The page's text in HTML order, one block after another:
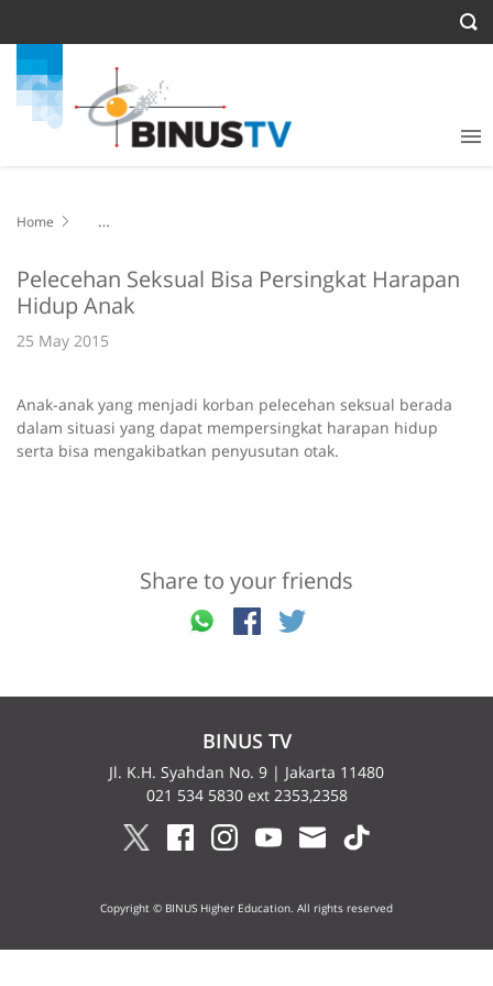
Home
Pelecehan Seksual Bisa Persingkat Harapan
Hidup Anak
25 May 2015
Anak-anak yang menjadi korban pelecehan seksual berada
dalam situasi yang dapat mempersingkat harapan hidup
serta bisa mengakibatkan penyusutan otak.
Share to your friends
BINUS TV
Jl. K.H. Syahdan No. 9 | Jakarta 11480
021 534 5830 ext 2353,2358
Copyright © BINUS Higher Education. All rights reserved